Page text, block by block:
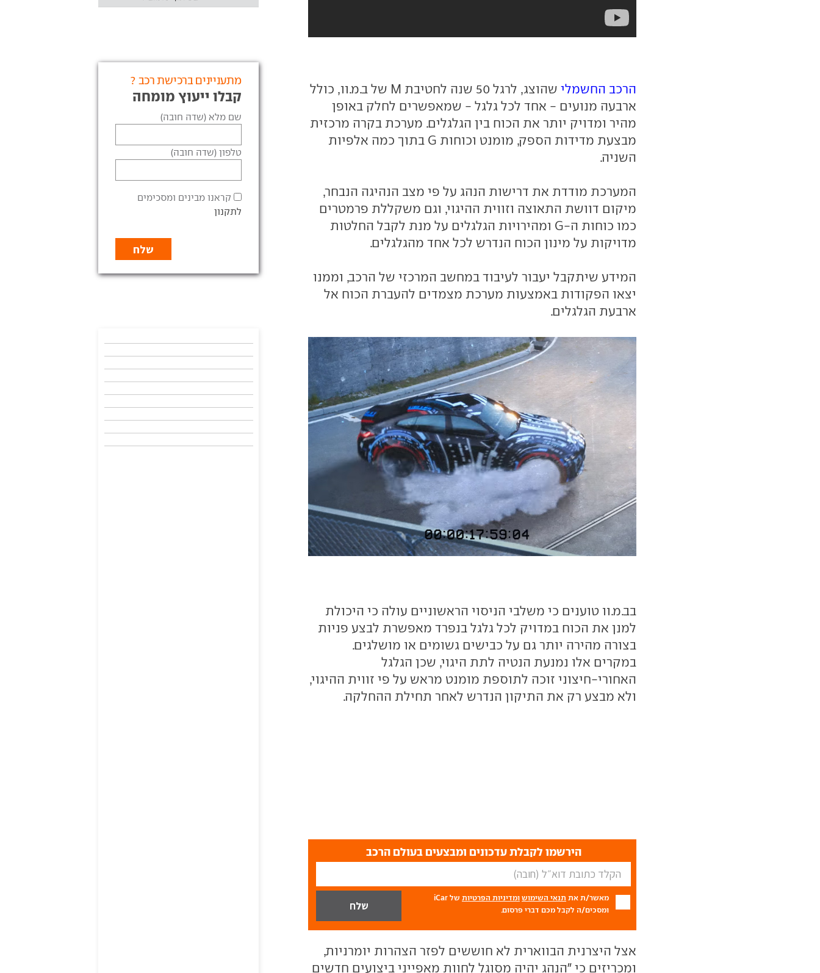
הרכב החשמלי
שהוצג, לרגל 50 שנה לחטיבת M של ב.מ.וו, כולל
ארבעה מנועים - אחד לכל גלגל - שמאפשרים לחלק באופן
מהיר ומדויק יותר את הכוח בין הגלגלים. מערכת בקרה מרכזית
מבצעת מדידות הספק, מומנט וכוחות G בתוך כמה אלפיות
השניה.
המערכת מודדת את דרישות הנהג על פי מצב הנהיגה הנבחר,
מיקום דוושת התאוצה וזווית ההיגוי, וגם משקללת פרמטרים
כמו כוחות ה-G ומהירויות הגלגלים על מנת לקבל החלטות
מדויקות על מינון הכוח הנדרש לכל אחד מהגלגלים.
המידע שיתקבל יעבור לעיבוד במחשב המרכזי של הרכב, וממנו
יצאו הפקודות באמצעות מערכת מצמדים להעברת הכוח אל
ארבעת הגלגלים.
בב.מ.וו טוענים כי משלבי הניסוי הראשוניים עולה כי היכולת
למנן את הכוח במדויק לכל גלגל בנפרד מאפשרת לבצע פניות
בצורה מהירה יותר גם על כבישים גשומים או מושלגים.
במקרים אלו נמנעת הנטיה לתת היגוי, שכן הגלגל
האחורי-חיצוני זוכה לתוספת מומנט מראש על פי זווית ההיגוי,
ולא מבצע רק את התיקון הנדרש לאחר תחילת ההחלקה.
הירשמו לקבלת עדכונים ומבצעים בעולם הרכב
מאשר/ת את תנאי השימוש ומדיניות הפרטיות
של iCar
ומסכים/ה לקבל מכם דברי פרסום.
אצל היצרנית הבווארית לא חוששים לפזר הצהרות יומרניות,
ומכריזים כי "הנהג יהיה מסוגל לחוות מאפייני ביצועים חדשים
מתעניינים ברכישת רכב ?
קבלו ייעוץ מומחה
שם מלא (שדה חובה)
טלפון (שדה חובה)
קראנו מבינים ומסכימים
לתקנון